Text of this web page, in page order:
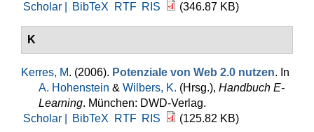
Scholar |
BibTeX RTF RIS (346.87 KB)
K
Kerres, M. (2006). Potenziale von Web 2.0 nutzen. In
A. Hohenstein & Wilbers, K. (Hrsg.), Handbuch E-
Learning. München: DWD-Verlag.
Scholar |
BibTeX RTF RIS (125.82 KB)